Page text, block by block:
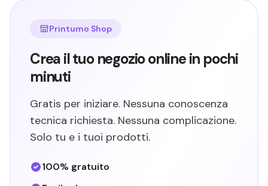
Printumo Shop
Crea il tuo negozio online in pochi
minuti
Gratis per iniziare. Nessuna conoscenza
tecnica richiesta. Nessuna complicazione.
Solo tu e i tuoi prodotti.
100% gratuito